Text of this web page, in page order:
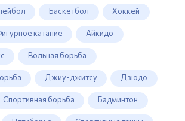
Баскетбол Хоккей
катание Айкидо
Вольная борьба
Джиу-джитсу Дзюдо
Спортивная борьба Бадминтон